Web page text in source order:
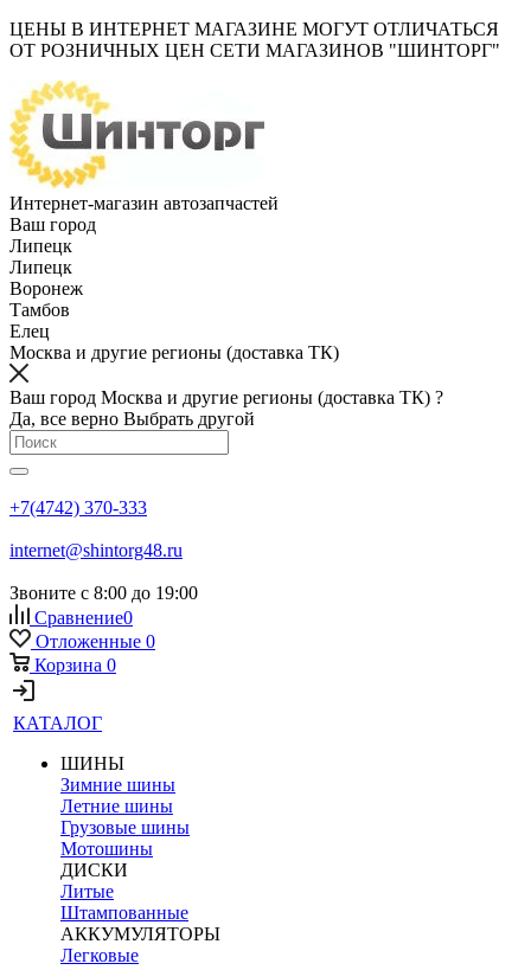
ЦЕНЫ В ИНТЕРНЕТ МАГАЗИНЕ МОГУТ ОТЛИЧАТЬСЯ
ОТ РОЗНИЧНЫХ ЦЕН СЕТИ МАГАЗИНОВ "ШИНТОРГ"
Интернет-магазин автозапчастей
Ваш город
Липецк
Липецк
Воронеж
Тамбов
Елец
Москва и другие регионы (доставка ТК)
Ваш город Москва и другие регионы (доставка ТК) ?
Да, все верно Выбрать другой
+7(4742) 370-333
internet@shintorg48.ru
Звоните с 8:00 до 19:00
Сравнение0
Отложенные 0
Корзина 0
КАТАЛОГ
ШИНЫ
Зимние шины
Летние шины
Грузовые шины
Мотошины
ДИСКИ
Литые
Штампованные
АККУМУЛЯТОРЫ
Легковые